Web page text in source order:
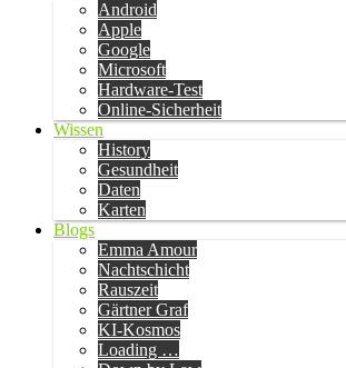
Android
Apple
Google
Microsoft
Hardware-Test
Online-Sicherheit
Wissen
History
Gesundheit
Daten
Karten
Blogs
Emma Amour
Nachtschicht
Rauszeit
Gärtner Graf
KI-Kosmos
Loading …